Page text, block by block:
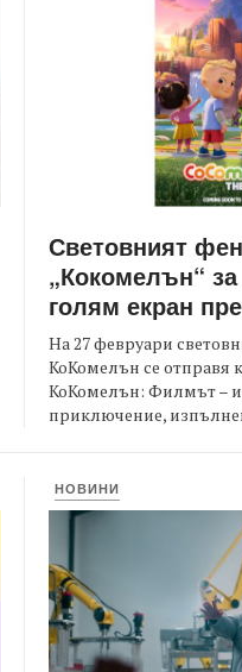
Световният
„Кокомелън“
голям екран
На 27 февруари
КоКомелън се отправя
КоКомелън: Филмът –
приключение,
НОВИНИ